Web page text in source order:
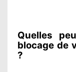
Quelles
blocage de
?